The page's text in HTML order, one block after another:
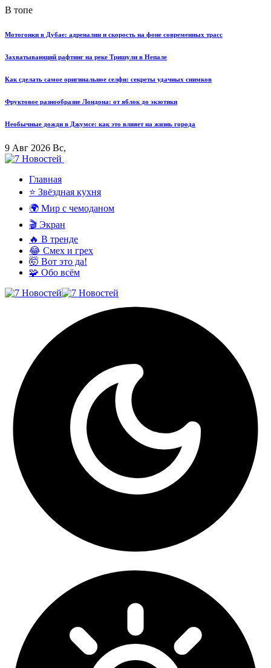
В топе
Мотогонки в Дубае: адреналин и скорость на фоне современных трасс
Захватывающий рафтинг на реке Тришули в Непале
Как сделать самое оригинальное селфи: секреты удачных снимков
Фруктовое разнообразие Лондона: от яблок до экзотики
Необычные дожди в Джумсе: как это влияет на жизнь города
9 Авг 2026 Вс,
Главная
⭐ Звёздная кухня
🌍 Мир с чемоданом
🎬 Экран
🔥 В тренде
😂 Смех и грех
🤯 Вот это да!
🧩 Обо всём